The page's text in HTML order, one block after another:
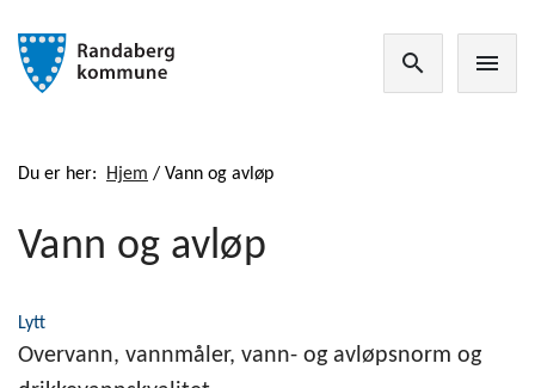
search menu
Du er her: Hjem / Vann og avløp
Vann og avløp
Lytt
Overvann, vannmåler, vann- og avløpsnorm og